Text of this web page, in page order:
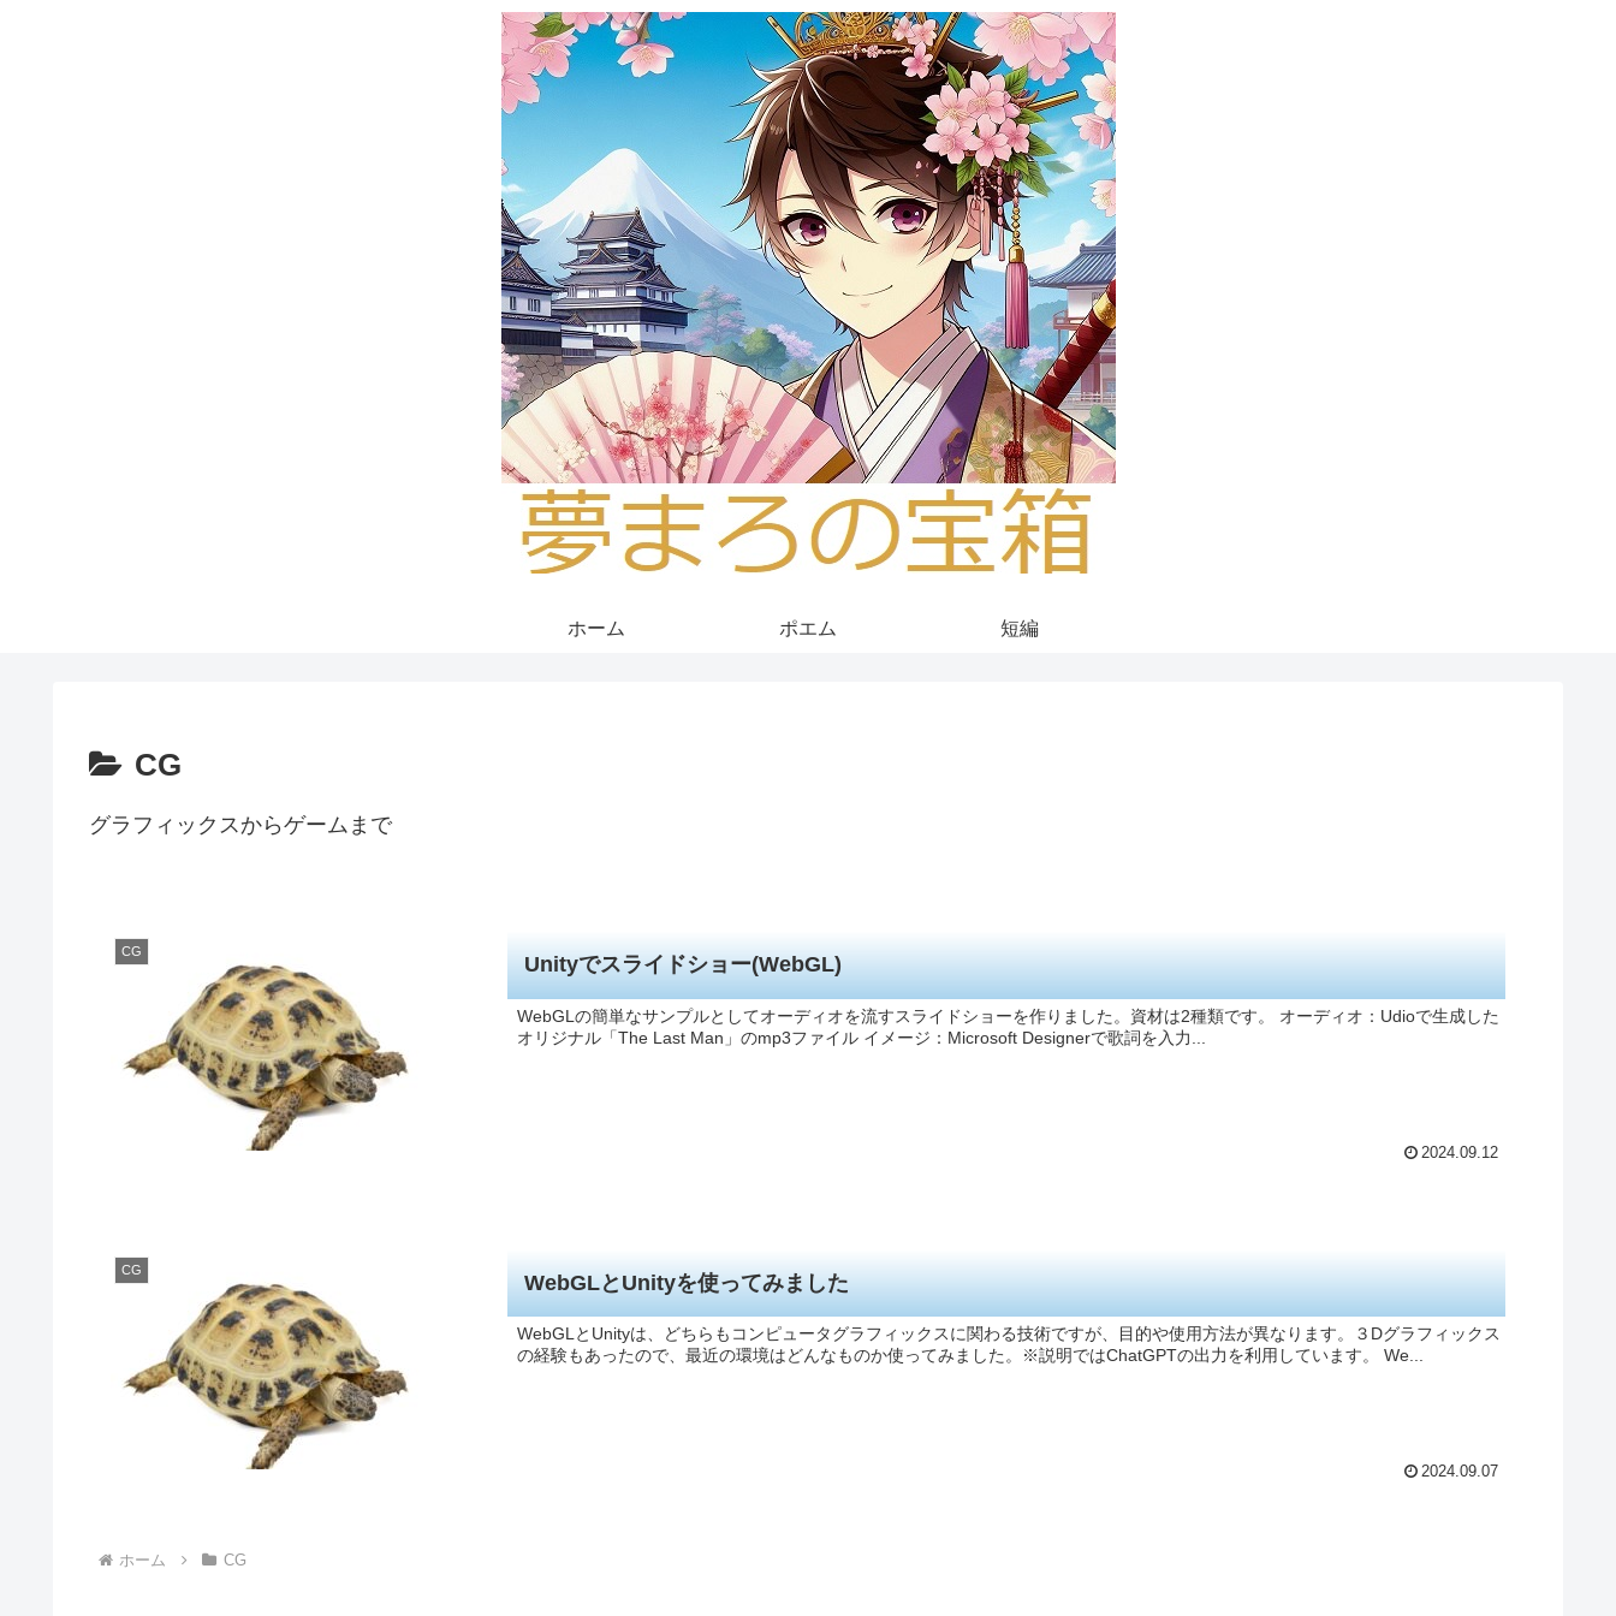
ホーム ポエム 短編
CG
グラフィックスからゲームまで
CG
Unityでスライドショー(WebGL)
WebGLの簡単なサンプルとしてオーディオを流すスライドショーを作りました。資材は2種類です。 オーディオ：Udioで生成した
オリジナル「The Last Man」のmp3ファイル イメージ：Microsoft Designerで歌詞を入力...
2024.09.12
CG
WebGLとUnityを使ってみました
WebGLとUnityは、どちらもコンピュータグラフィックスに関わる技術ですが、目的や使用方法が異なります。３Dグラフィックス
の経験もあったので、最近の環境はどんなものか使ってみました。※説明ではChatGPTの出力を利用しています。 We...
2024.09.07
ホーム CG